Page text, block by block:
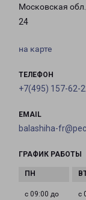
Московская
24
на карте
ТЕЛЕФОН
+7(495) 157-62-
EMAIL
balashiha-
ГРАФИК РАБОТЫ
с 09:00 до
с